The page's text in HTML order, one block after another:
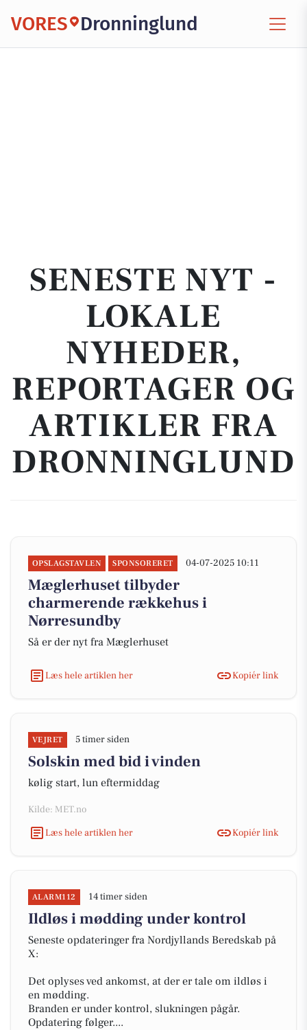
VORES Dronninglund
SENESTE NYT -
LOKALE
NYHEDER,
REPORTAGER OG
ARTIKLER FRA
DRONNINGLUND
OPSLAGSTAVLEN SPONSORERET 04-07-2025 10:11
Mæglerhuset tilbyder
charmerende rækkehus i
Nørresundby
Så er der nyt fra Mæglerhuset
Læs hele artiklen her Kopiér link
VEJRET 5 timer siden
Solskin med bid i vinden
kølig start, lun eftermiddag
Kilde: MET.no
Læs hele artiklen her
Kopiér link
ALARM112 14 timer siden
Ildløs i mødding under kontrol
Seneste opdateringer fra Nordjyllands Beredskab på
X:
Det oplyses ved ankomst, at der er tale om ildløs i
en mødding.
Branden er under kontrol, slukningen pågår.
Opdatering følger....